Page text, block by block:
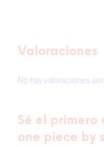
Valoraciones
No hay valoraciones aún.
Sé el primero
one piece by